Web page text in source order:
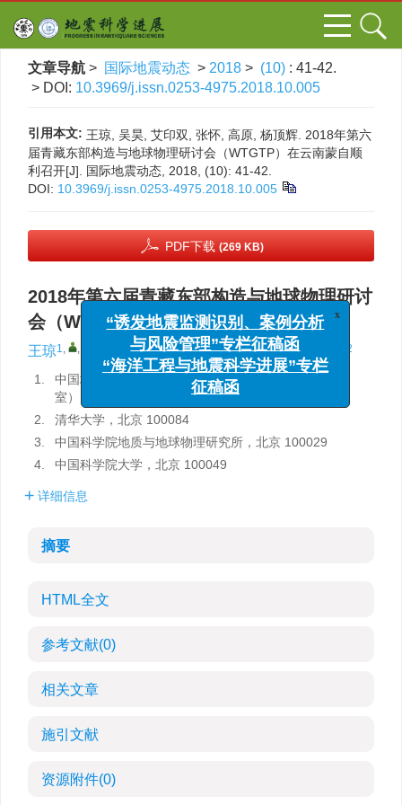
文章导航 > 国际地震动态 > 2018 > (10) : 41-42.
> DOI: 10.3969/j.issn.0253-4975.2018.10.005
引用本文: 王琼, 吴昊, 艾印双, 张怀, 高原, 杨顶辉. 2018年第六
届青藏东部构造与地球物理研讨会（WTGTP）在云南蒙自顺
利召开[J]. 国际地震动态, 2018, (10): 41-42.
DOI: 10.3969/j.issn.0253-4975.2018.10.005
PDF下载 (269 KB)
2018年第六届青藏东部构造与地球物理研讨
会（WTGTP）在云南蒙自顺利召开
王琼1, , 吴昊2, 艾印双3, 张怀4, 高原1, 2
1.
中国地震局地震预测研究所（地震预测重点实验
室），北京 100036
2.
清华大学，北京 100084
3.
中国科学院地质与地球物理研究所，北京 100029
4.
中国科学院大学，北京 100049
详细信息
摘要
HTML全文
参考文献(0)
相关文章
施引文献
资源附件(0)
“诱发地震监测识别、案例分析
与风险管理”专栏征稿函
“海洋工程与地震科学进展”专栏
征稿函